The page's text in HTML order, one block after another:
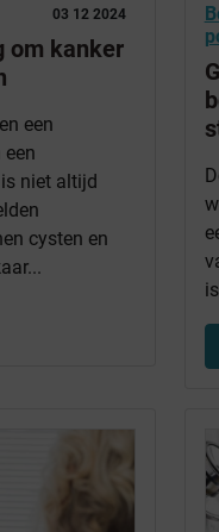
03 12 2024
om kanker
een
niet altijd
cysten en